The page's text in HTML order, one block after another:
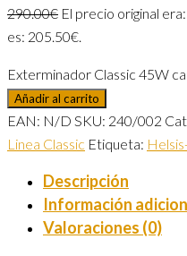
290.00€ El precio original
es: 205.50€.
Exterminador Classic 45W
Añadir al carrito
EAN: N/D SKU: 240/002
Linea Classic Etiqueta:
Descripción
Información
Valoraciones (0)